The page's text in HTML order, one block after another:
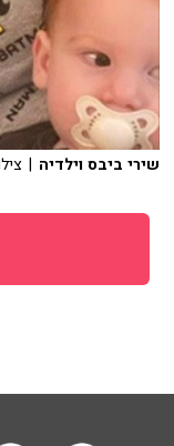
שירי ביבס וילדיה |